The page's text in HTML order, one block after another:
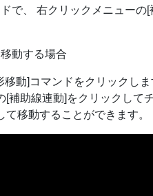
で、 右クリックメニュー
動する場合
移動]コマンドをクリックしま
補助線連動]をクリックして
移動することができます。